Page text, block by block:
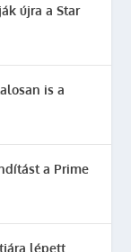
újra a Star
is a
a Prime
lépett